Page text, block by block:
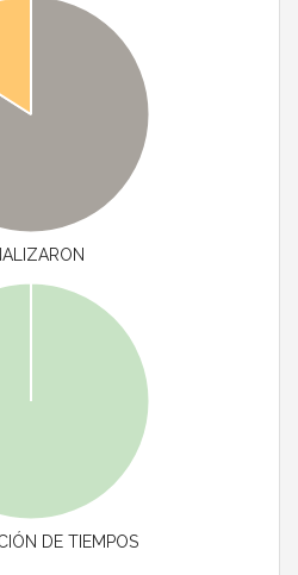
DE TIEMPOS